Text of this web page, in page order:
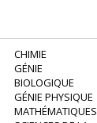
CHIMIE
GÉNIE
BIOLOGIQUE
GÉNIE PHYSIQUE
MATHÉMATIQUES